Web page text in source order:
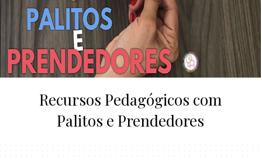
Recursos Pedagógicos com
Palitos e Prendedores